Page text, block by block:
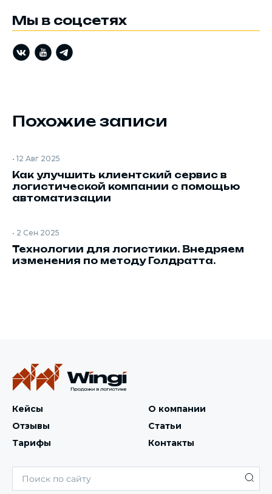
Мы в соцсетях
Похожие записи
• 12 Авг 2025
Как улучшить клиентский сервис в
логистической компании с помощью
автоматизации
• 2 Сен 2025
Технологии для логистики. Внедряем
изменения по методу Голдратта.
Кейсы
Отзывы
Тарифы
О компании
Статьи
Контакты